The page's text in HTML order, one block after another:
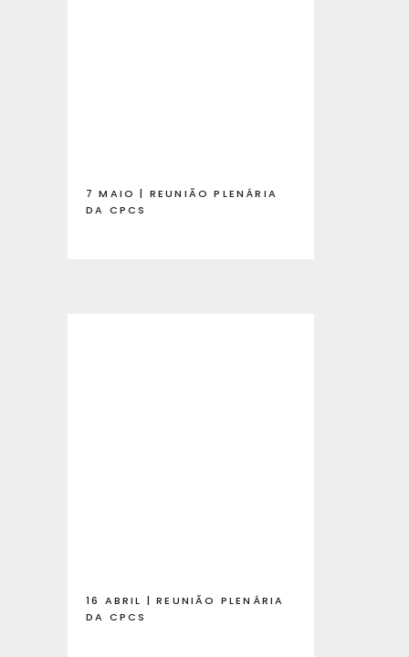
7 MAIO | REUNIÃO PLENÁRIA
DA CPCS
16 ABRIL | REUNIÃO PLENÁRIA
DA CPCS